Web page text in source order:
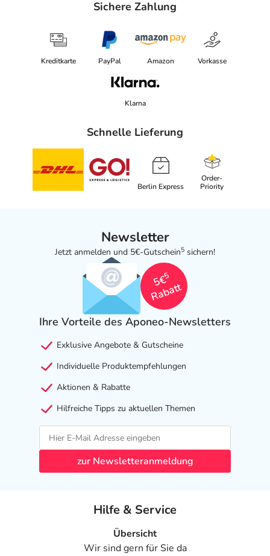
Sichere Zahlung
Kreditkarte PayPal Amazon Vorkasse
Klarna
Schnelle Lieferung
Berlin Express
Order-
Priority
Newsletter
Jetzt anmelden und 5€-Gutschein5 sichern!
5€
5
Rabatt
Ihre Vorteile des Aponeo-Newsletters
Exklusive Angebote & Gutscheine
Individuelle Produktempfehlungen
Aktionen & Rabatte
Hilfreiche Tipps zu aktuellen Themen
zur Newsletteranmeldung
Hilfe & Service
Übersicht
Wir sind gern für Sie da